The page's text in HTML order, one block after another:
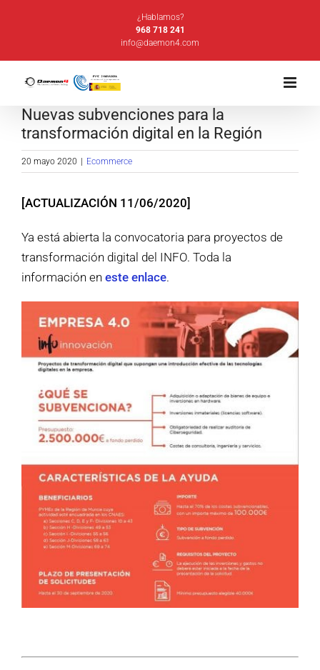
¿Hablamos?
968 718 241
info@daemon4.com
Nuevas subvenciones para la
transformación digital en la Región
20 mayo 2020 Ecommerce
[ACTUALIZACIÓN 11/06/2020]
Ya está abierta la convocatoria para proyectos de
transformación digital del INFO. Toda la
información en este enlace.